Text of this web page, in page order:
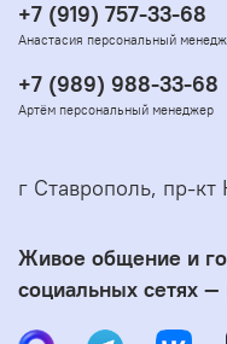
+7 (919) 757-33-68
Анастасия персональный
+7 (989) 988-33-68
Артём персональный менеджер
г Ставрополь, пр-кт
Живое общение и
социальных сетях